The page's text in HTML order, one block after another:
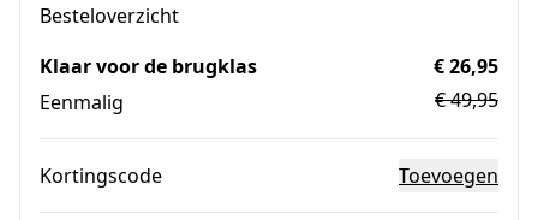
Besteloverzicht
Klaar voor de brugklas
Eenmalig
€ 26,95
€ 49,95
Kortingscode Toevoegen